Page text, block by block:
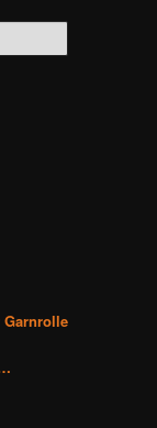
Garnrolle